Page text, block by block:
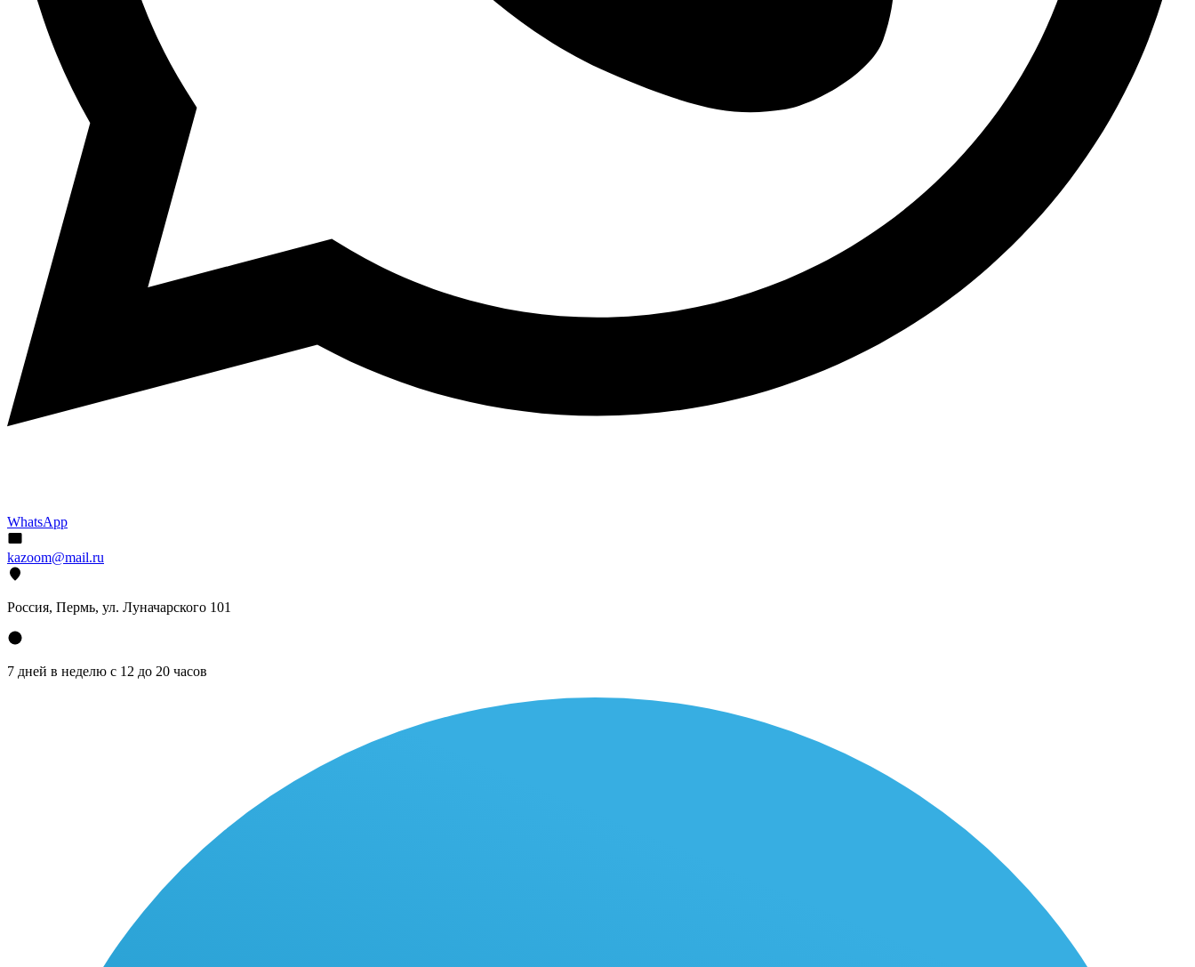
WhatsApp
kazoom@mail.ru
Россия, Пермь, ул. Луначарского 101
7 дней в неделю с 12 до 20 часов